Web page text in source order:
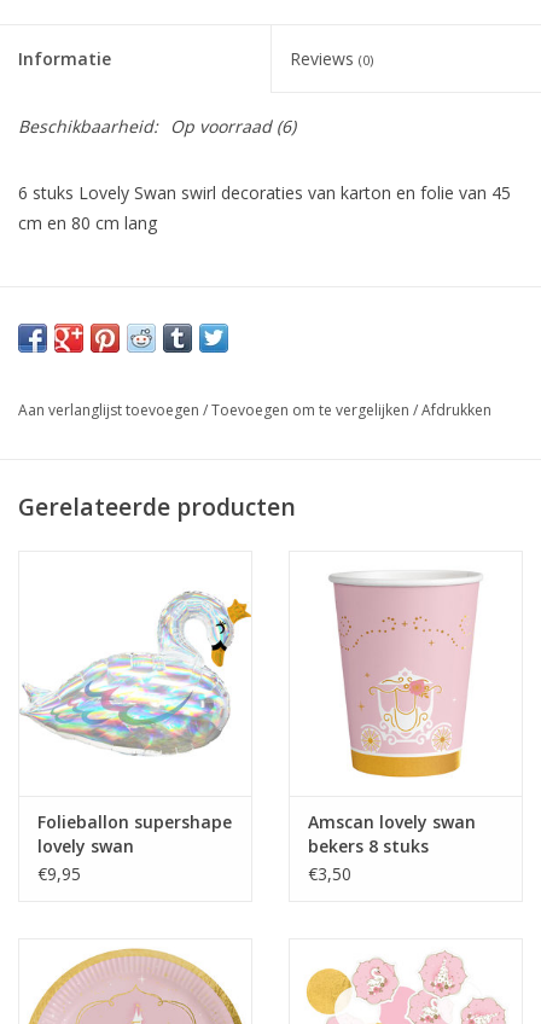
Informatie Reviews (0)
Beschikbaarheid: Op voorraad(6)
6 stuks Lovely Swan swirl decoraties van karton en folie van 45
cm en 80 cm lang
Aan verlanglijst toevoegen /Toevoegen om te vergelijken /Afdrukken
Gerelateerde producten
Folieballon supershape
lovely swan
shimmering
€9,95
Amscan lovely swan
bekers 8 stuks
€3,50